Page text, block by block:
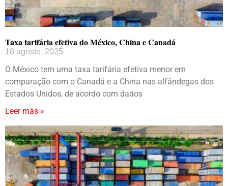
Taxa tarifária efetiva do México, China e Canadá
18 agosto, 2025
O México tem uma taxa tarifária efetiva menor em
comparação com o Canadá e a China nas alfândegas dos
Estados Unidos, de acordo com dados
Leer más »